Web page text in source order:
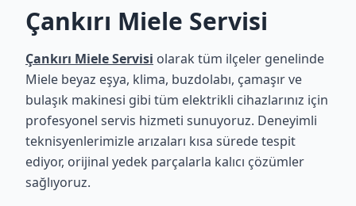
Çankırı Miele Servisi
Çankırı Miele Servisi olarak tüm ilçeler genelinde
Miele beyaz eşya, klima, buzdolabı, çamaşır ve
bulaşık makinesi gibi tüm elektrikli cihazlarınız için
profesyonel servis hizmeti sunuyoruz. Deneyimli
teknisyenlerimizle arızaları kısa sürede tespit
ediyor, orijinal yedek parçalarla kalıcı çözümler
sağlıyoruz.